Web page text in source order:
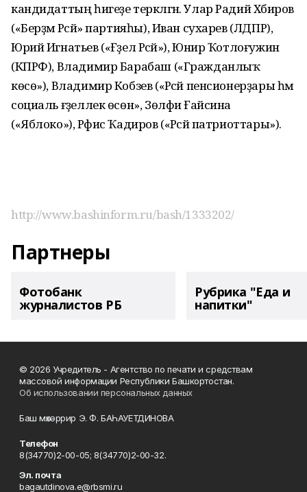
кандидаттың һигеҙе теркәлгән. Улар Радий Хәбиров
(«Берҙәм Рәсәй» партияһы), Иван сухарев (ЛДПР),
Юрий Игнатьев («Ғәҙел Рәсәй»), Юнир Ҡотлоғужин
(КПРФ), Владимир Барабаш («Гражданлыҡ
көсө»), Владимир Кобзев («Рәсәй пенсионерҙары һәм
социаль ғәҙеллек өсөн», Зөлфиә Ғайсина
(«Яблоко»), Рәфис Ҡадиров («Рәсәй патриоттары»).
http://www.bashinform.ru/bash/1333202/
Партнеры
Фотобанк
журналистов РБ
Рубрика "Еда и
напитки"
© 2026 Учредитель - Агентство по печати и средствам
массовой информации Республики Башкортостан.
Об использовании персональных данных
Баш мөхәррир Э. Ф. БАҺАУЕТДИНОВА
Телефон
8(34770)2-00-05; 8(34770)2-00-32.
Эл. почта
bagautdinova.e@rbsmi.ru